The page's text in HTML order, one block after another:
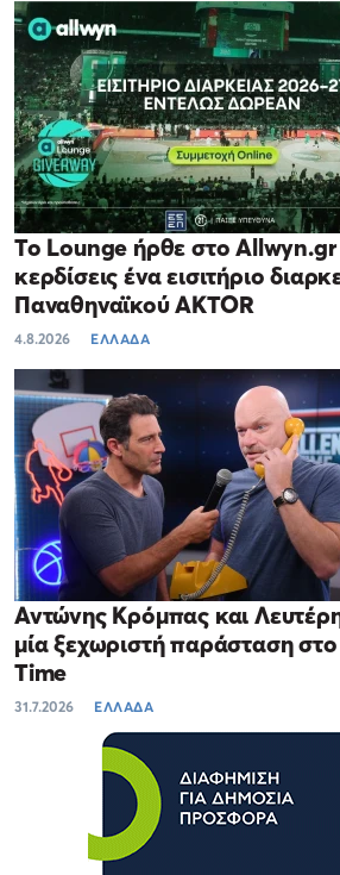
Το Lounge ήρθε στο Allwyn.gr
κερδίσεις ένα εισιτήριο
Παναθηναϊκού AKTOR
4.8.2026 ΕΛΛΑΔΑ
Αντώνης Κρόμπας και
μία ξεχωριστή παράσταση
Time
31.7.2026 ΕΛΛΑΔΑ